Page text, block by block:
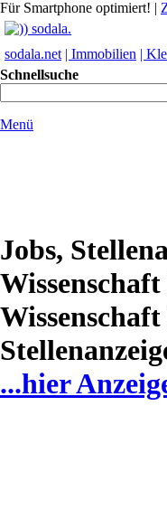
Für Smartphone optimiert! |
sodala.net | Immobilien |
Schnellsuche
Menü
Jobs,
...hier